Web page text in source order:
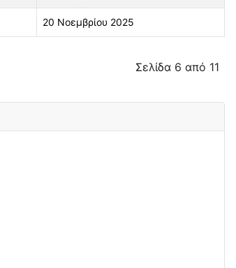
20 Νοεμβρίου 2025
Σελίδα 6 από 11